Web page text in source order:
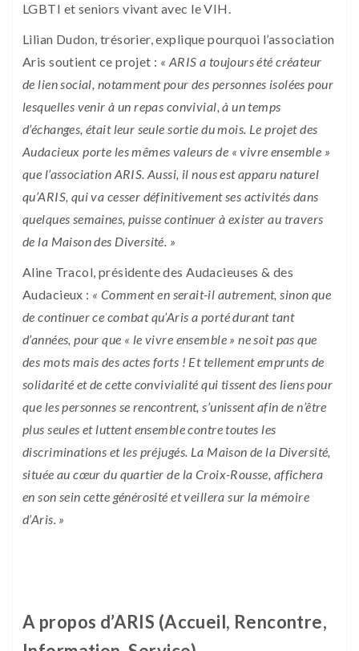
LGBTI et seniors vivant avec le VIH.
Lilian Dudon, trésorier, explique pourquoi l’association
Aris soutient ce projet : « ARIS a toujours été créateur
de lien social, notamment pour des personnes isolées pour
lesquelles venir à un repas convivial, à un temps
d’échanges, était leur seule sortie du mois. Le projet des
Audacieux porte les mêmes valeurs de « vivre ensemble »
que l’association ARIS. Aussi, il nous est apparu naturel
qu’ARIS, qui va cesser définitivement ses activités dans
quelques semaines, puisse continuer à exister au travers
de la Maison des Diversité. »
Aline Tracol, présidente des Audacieuses & des
Audacieux : « Comment en serait-il autrement, sinon que
de continuer ce combat qu’Aris a porté durant tant
d’années, pour que « le vivre ensemble » ne soit pas que
des mots mais des actes forts ! Et tellement emprunts de
solidarité et de cette convivialité qui tissent des liens pour
que les personnes se rencontrent, s’unissent afin de n’être
plus seules et luttent ensemble contre toutes les
discriminations et les préjugés. La Maison de la Diversité,
située au cœur du quartier de la Croix-Rousse, affichera
en son sein cette générosité et veillera sur la mémoire
d’Aris. »
A propos d’ARIS (Accueil, Rencontre,